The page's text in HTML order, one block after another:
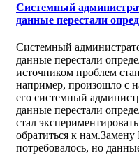
Системный
данные перестали
Системный
данные перестали
источником проблем
например, произошло с
его системный
данные перестали
стал
обратиться к
потребовалось, но